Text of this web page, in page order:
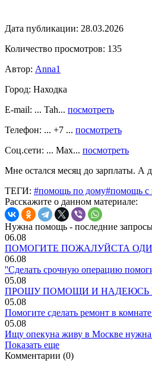
Дата публикации: 28.03.2026
Количество просмотров: 135
Автор: Anna1
Город: Находка
E-mail: ... Tah... посмотреть
Телефон: ... +7 ... посмотреть
Соц.сети: ... Max... посмотреть
Мне остался месяц до зарплаты. А
ТЕГИ: #помощь по дому#помощь с
Расскажите о данном материале:
Нужна помощь - последние
06.08
ПОМОГИТЕ ПОЖАЛУЙСТА
06.08
''Сделать срочную операцию
05.08
ПРОШУ ПОМОЩИ И НАДЕЮСЬ
05.08
Помогите сделать ремонт в
05.08
Ищу опекуна живу в Москве
Показать еще
Комментарии (0)